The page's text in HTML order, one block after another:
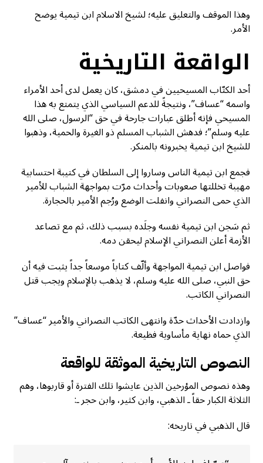
وهذا الموقف والتعليق عليه؛ لشيخ الاسلام ابن تيمية يوضح
الأمر.
الواقعة التاريخية
أحد الكتّاب المسيحيين في دمشق، كان يعمل لدى أحد الأمراء
واسمه “عساف”، ونتيجةً للدعم السياسي الذي يتمتع به هذا
المسيحي فإنه أطلق عبارات جارحة في حق “الرسول، صلى الله
عليه وسلم”؛ فدهش الشباب المسلم ذو الغيرة والحمية، وذهبوا
للشيخ ابن تيمية يخبرونه بالمنكر.
فجمع ابن تيمية الناس وساروا إلى السلطان في كتيبة احتسابية
مهيبة تخللتها صعوبات وأحداث مرّت بمواجهة الشباب للأمير
الذي حمى النصراني وانفلت الوضع ورُجم الأمير بالحجارة.
ثم سَجن ابن تيمية نفسه وجلَده بسبب ذلك، ثم مع تصاعد
الأزمة أعلن النصراني الإسلام ليحقن دمه.
فواصل ابن تيمية المواجهة وألّف كتاباً موسعاً جداً يثبت فيه أن
حق النبي، صلى الله عليه وسلم، لا يذهب بالإسلام ويجب قتل
النصراني الكاتب.
وازدادت الأحداث حدّة وانتهى الكاتب النصراني والأمير “عساف”
الذي حماه نهاية مأساوية فظيعة.
النصوص التاريخية الموثقة للواقعة
وهذه نصوص المؤرخين الذين عايشوا تلك الفترة أو قاربوها، وهم
الثلاثة الكبار حقاً ـ الذهبي، وابن كثير، وابن حجر ـ:
قال الذهبي في تاريخه: